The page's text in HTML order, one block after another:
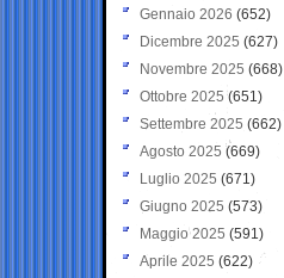
Gennaio 2026 (652)
Dicembre 2025 (627)
Novembre 2025 (668)
Ottobre 2025 (651)
Settembre 2025 (662)
Agosto 2025 (669)
Luglio 2025 (671)
Giugno 2025 (573)
Maggio 2025 (591)
Aprile 2025 (622)